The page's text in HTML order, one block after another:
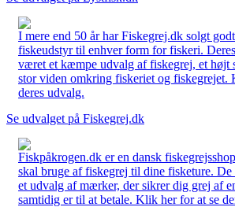
I mere end 50 år har Fiskegrej.dk solgt
fiskeudstyr til enhver form for fiskeri.
været et kæmpe udvalg af fiskegrej, et højt
stor viden omkring fiskeriet og fiskegrejet.
deres udvalg.
Se udvalget på Fiskegrej.dk
Fiskpåkrogen.dk er en dansk
skal bruge af fiskegrej til dine fisketure.
et udvalg af mærker, der sikrer dig grej af
samtidig er til at betale. Klik her for at se